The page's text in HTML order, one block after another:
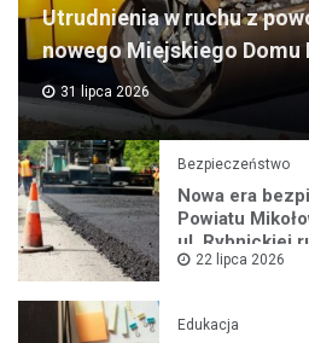
Utrudnienia w ruchu z
nowego Miejskiego Domu
31 lipca 2026
Bezpieczeństwo
Nowa era
Powiatu
ul. Rybnickiej
22 lipca 2026
Edukacja